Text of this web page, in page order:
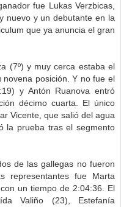
fue LukasVerzbicas
nuevo y un debutante en la
que ya anuncia el gran
(7º) y muy cerca estaba el
novena posición. Y no fue el
y Antón Ruanova entró
décimo cuarta. El único
Vicente , que salió del agua
la prueba tras el segmento
de las gallegas no fueron
representantes fue Marta
un tiempo de 2:04:36. El
Valiño (23), Estefanía